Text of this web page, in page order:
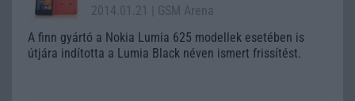
2014.01.21
| GSM Arena
A finn gyártó a Nokia Lumia 625 modellek esetében is
útjára indította a Lumia Black néven ismert frissítést.